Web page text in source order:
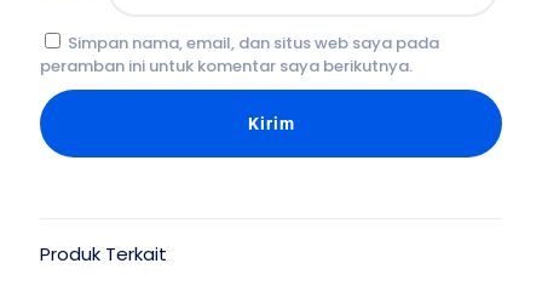
Simpan nama, email, dan situs web saya pada
peramban ini untuk komentar saya berikutnya.
Produk Terkait